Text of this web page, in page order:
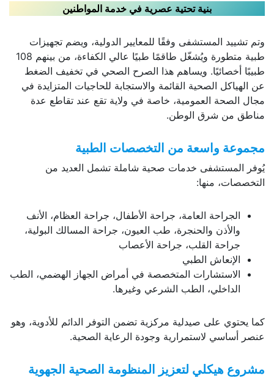
بنية تحتية عصرية في خدمة المواطنين
وتم تشييد المستشفى وفقًا للمعايير الدولية، ويضم تجهيزات
طبية متطورة ويُشغّل طاقمًا طبيًا عالي الكفاءة، من بينهم 108
طبيبًا أخصائيًا. ويساهم هذا الصرح الصحي في تخفيف الضغط
عن الهياكل الصحية القائمة والاستجابة للحاجيات المتزايدة في
مجال الصحة العمومية، خاصة في ولاية تقع عند تقاطع عدة
مناطق من شرق الوطن.
مجموعة واسعة من التخصصات الطبية
يُوفر المستشفى خدمات صحية شاملة تشمل العديد من
التخصصات، منها:
الجراحة العامة، جراحة الأطفال، جراحة العظام، الأنف
والأذن والحنجرة، طب العيون، جراحة المسالك البولية،
جراحة القلب، جراحة الأعصاب
الإنعاش الطبي
الاستشارات المتخصصة في أمراض الجهاز الهضمي، الطب
الداخلي، الطب الشرعي وغيرها.
كما يحتوي على صيدلية مركزية تضمن التوفر الدائم للأدوية، وهو
عنصر أساسي لاستمرارية وجودة الرعاية الصحية.
مشروع هيكلي لتعزيز المنظومة الصحية الجهوية